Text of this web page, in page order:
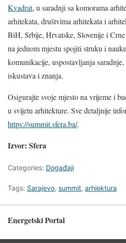
Kvadrat, u saradnji sa komorama
arhitekata, društvima arhitekata i
BiH, Srbije, Hrvatske, Slovenije i
na jednom mjestu spojiti struku i
komunikacije, uspostavljanja
iskustava i znanja.
Osigurajte svoje mjesto na vrijeme i
u svijetu arhitekture. Sve detaljnije
https://summit.sfera.ba/.
Izvor: Sfera
Categories: Događaji
Tags: Sarajevo, summit, arhiektura
Energetski Portal